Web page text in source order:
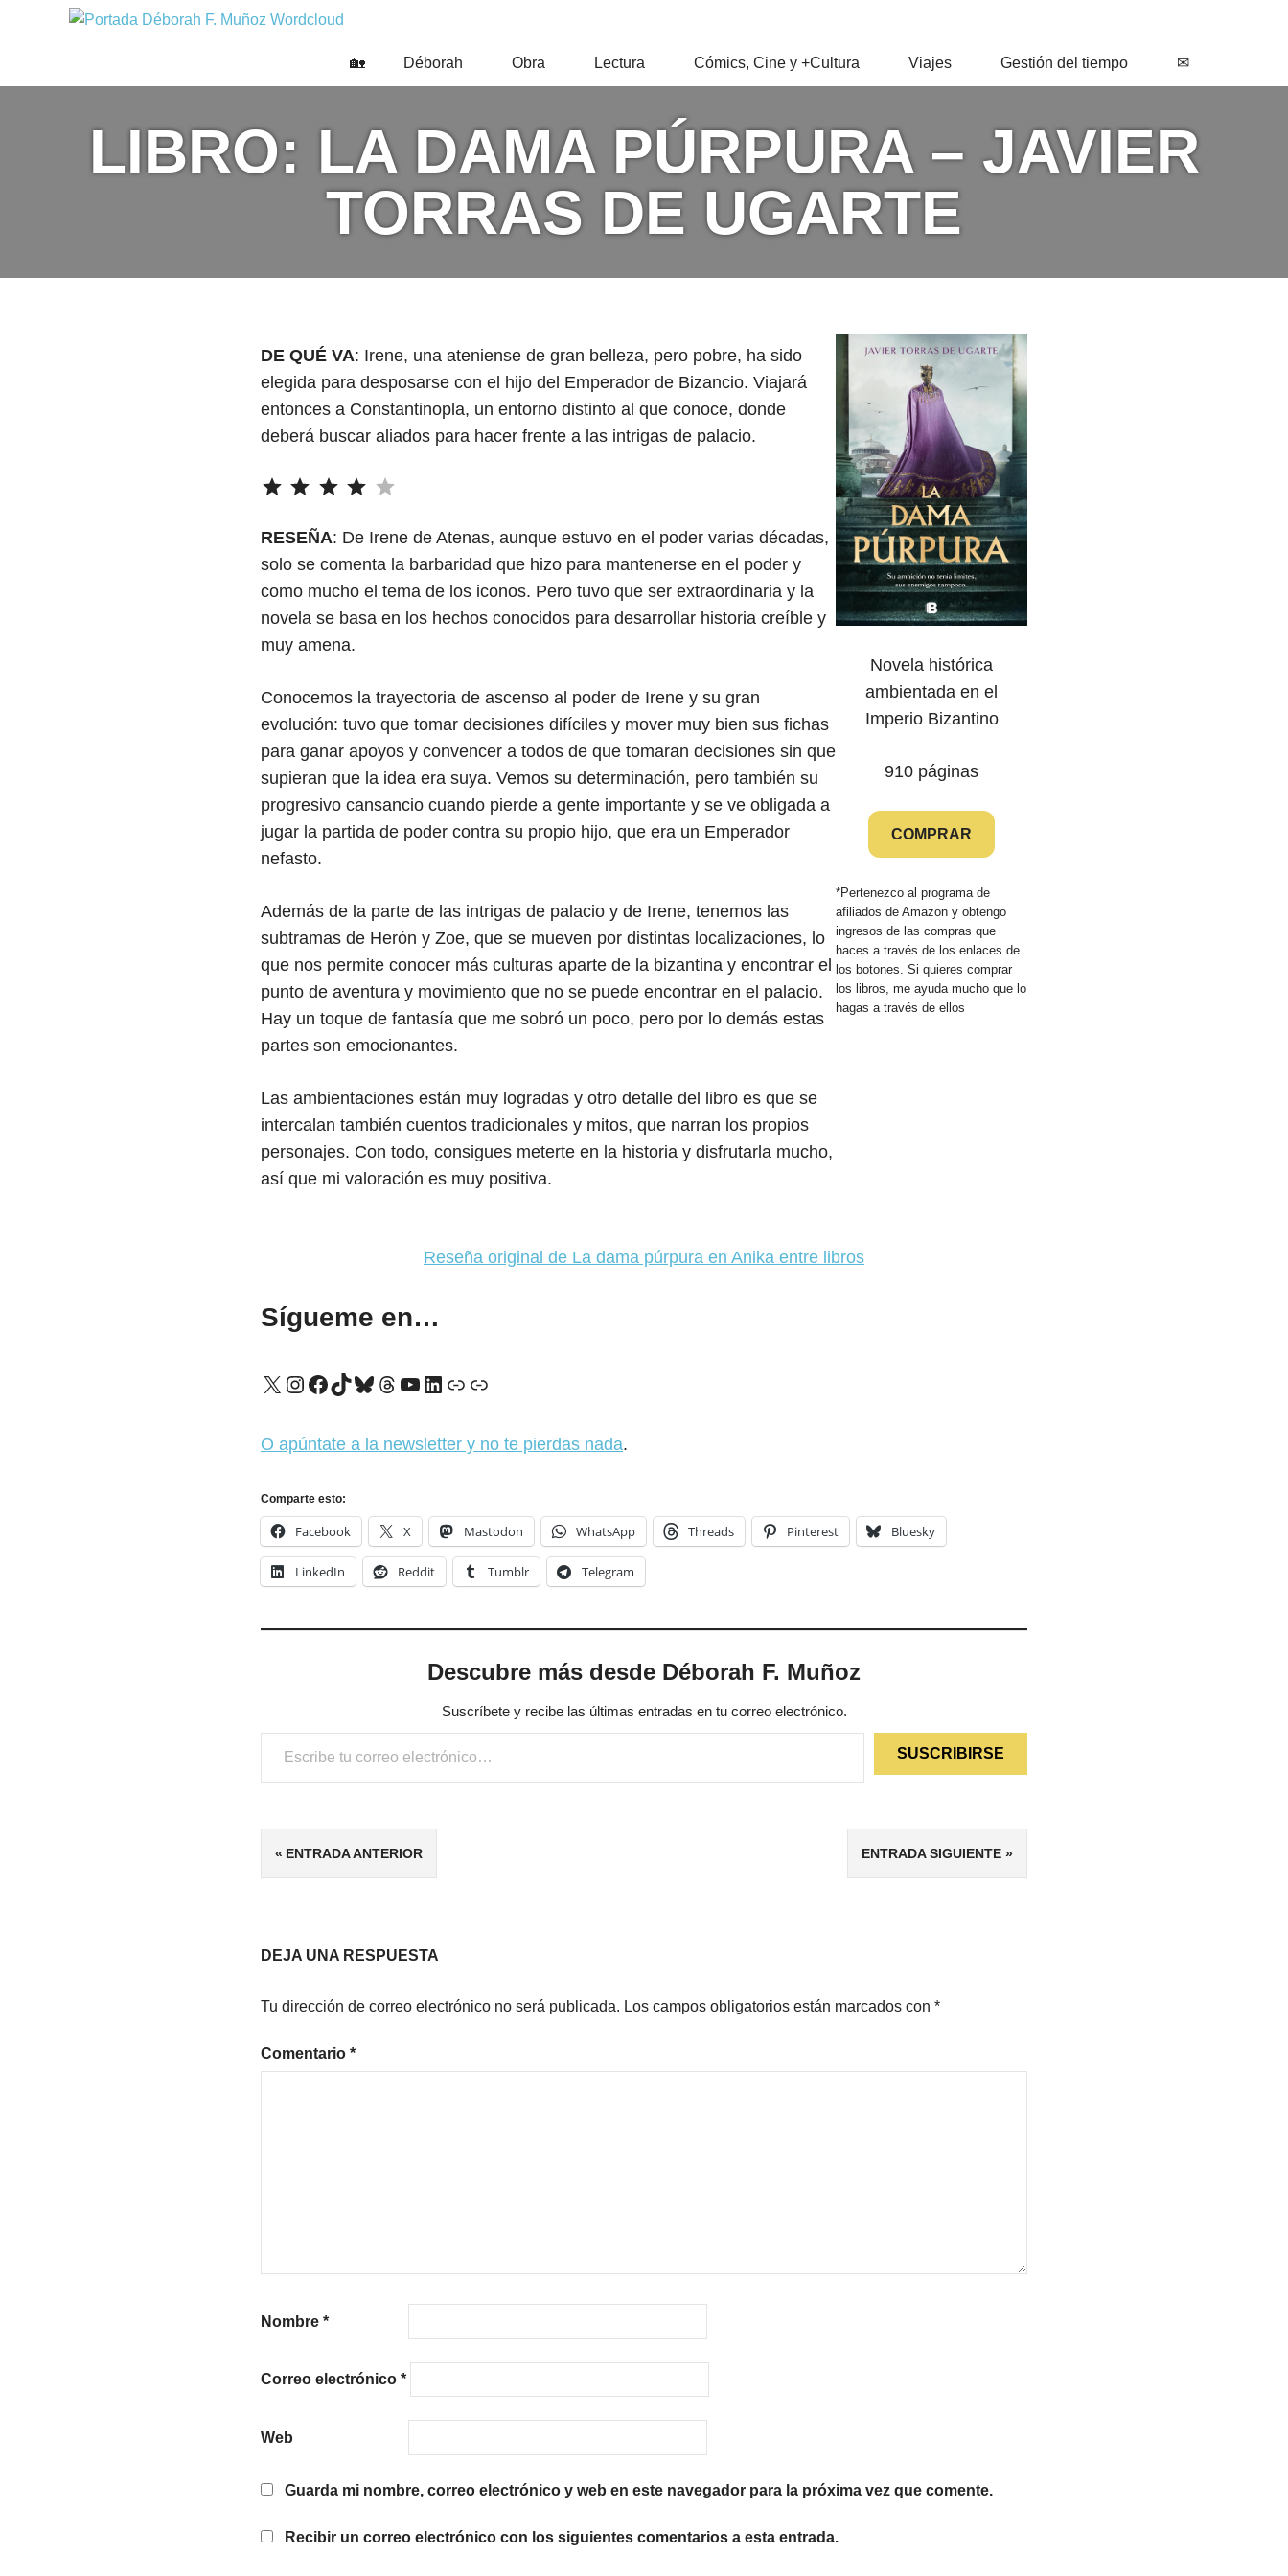
F.
🏡 Déborah Obra Lectura Cómics, Cine y +Cultura Viajes Gestión del tiempo ✉
LIBRO: LA DAMA PÚRPURA – JAVIER
TORRAS DE UGARTE
DE QUÉ VA: Irene, una ateniense de gran belleza, pero pobre, ha sido
elegida para desposarse con el hijo del Emperador de Bizancio. Viajará
entonces a Constantinopla, un entorno distinto al que conoce, donde
deberá buscar aliados para hacer frente a las intrigas de palacio.
⭐⭐⭐⭐
RESEÑA: De Irene de Atenas, aunque estuvo en el poder varias décadas,
solo se comenta la barbaridad que hizo para mantenerse en el poder y
como mucho el tema de los iconos. Pero tuvo que ser extraordinaria y la
novela se basa en los hechos conocidos para desarrollar historia creíble y
muy amena.
Conocemos la trayectoria de ascenso al poder de Irene y su gran
evolución: tuvo que tomar decisiones difíciles y mover muy bien sus fichas
para ganar apoyos y convencer a todos de que tomaran decisiones sin que
supieran que la idea era suya. Vemos su determinación, pero también su
progresivo cansancio cuando pierde a gente importante y se ve obligada a
jugar la partida de poder contra su propio hijo, que era un Emperador
nefasto.
Además de la parte de las intrigas de palacio y de Irene, tenemos las
subtramas de Herón y Zoe, que se mueven por distintas localizaciones, lo
que nos permite conocer más culturas aparte de la bizantina y encontrar el
punto de aventura y movimiento que no se puede encontrar en el palacio.
Hay un toque de fantasía que me sobró un poco, pero por lo demás estas
partes son emocionantes.
Las ambientaciones están muy logradas y otro detalle del libro es que se
intercalan también cuentos tradicionales y mitos, que narran los propios
personajes. Con todo, consigues meterte en la historia y disfrutarla mucho,
así que mi valoración es muy positiva.
Novela histórica
ambientada en el
Imperio Bizantino
910 páginas
COMPRAR
*Pertenezco al programa de
afiliados de Amazon y obtengo
ingresos de las compras que
haces a través de los enlaces de
los botones. Si quieres comprar
los libros, me ayuda mucho que lo
hagas a través de ellos
Reseña original de La dama púrpura en Anika entre libros
Sígueme en…
X Instagram
Facebook
TikTok
Bluesky
Threads
YouTube
LinkedIn
Enlace
Enlace
O apúntate a la newsletter y no te pierdas nada.
Comparte esto:
Facebook X Mastodon WhatsApp Threads Pinterest Bluesky
LinkedIn Reddit Tumblr Telegram
Descubre más desde Déborah F. Muñoz
Suscríbete y recibe las últimas entradas en tu correo electrónico.
Escribe tu correo electrónico…
SUSCRIBIRSE
ETIQUETAS
4/5
HISTÓRICO
BIZANTINO
Navegación
ENTRADA ANTERIOR ENTRADA SIGUIENTE
DEJA UNA RESPUESTA
Tu dirección de correo electrónico no será publicada. Los campos obligatorios están marcados con *
Comentario *
Nombre *
Correo electrónico *
Web
Guarda mi nombre, correo electrónico y web en este navegador para la próxima vez que comente.
Recibir un correo electrónico con los siguientes comentarios a esta entrada.